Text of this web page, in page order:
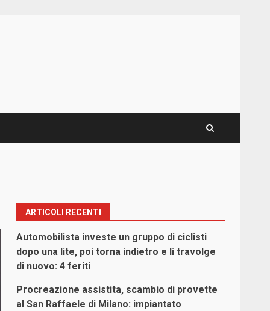
ARTICOLI RECENTI
Automobilista investe un gruppo di ciclisti
dopo una lite, poi torna indietro e li travolge
di nuovo: 4 feriti
Procreazione assistita, scambio di provette
al San Raffaele di Milano: impiantato